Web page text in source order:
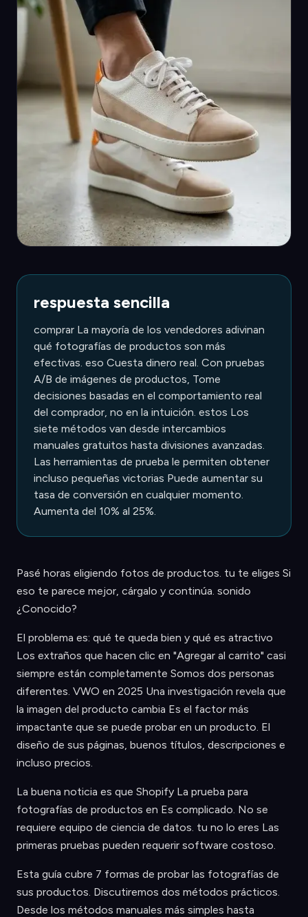
respuesta sencilla
comprar La mayoría de los vendedores adivinan
qué fotografías de productos son más
efectivas. eso Cuesta dinero real. Con pruebas
A/B de imágenes de productos, Tome
decisiones basadas en el comportamiento real
del comprador, no en la intuición. estos Los
siete métodos van desde intercambios
manuales gratuitos hasta divisiones avanzadas.
Las herramientas de prueba le permiten obtener
incluso pequeñas victorias Puede aumentar su
tasa de conversión en cualquier momento.
Aumenta del 10% al 25%.
Pasé horas eligiendo fotos de productos. tu te eliges Si
eso te parece mejor, cárgalo y continúa. sonido
¿Conocido?
El problema es: qué te queda bien y qué es atractivo
Los extraños que hacen clic en "Agregar al carrito" casi
siempre están completamente Somos dos personas
diferentes. VWO en 2025 Una investigación revela que
la imagen del producto cambia Es el factor más
impactante que se puede probar en un producto. El
diseño de sus páginas, buenos títulos, descripciones e
incluso precios.
La buena noticia es que Shopify La prueba para
fotografías de productos en Es complicado. No se
requiere equipo de ciencia de datos. tu no lo eres Las
primeras pruebas pueden requerir software costoso.
Esta guía cubre 7 formas de probar las fotografías de
sus productos. Discutiremos dos métodos prácticos.
Desde los métodos manuales más simples hasta